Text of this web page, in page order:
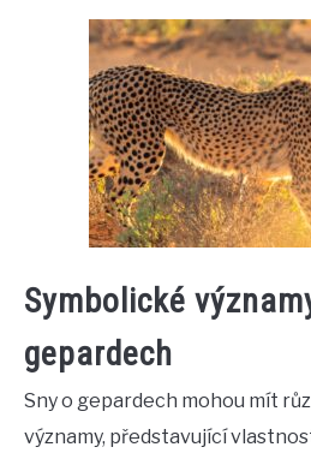
Symbolické
gepardech
Sny o gepardech mohou mít
významy, představující